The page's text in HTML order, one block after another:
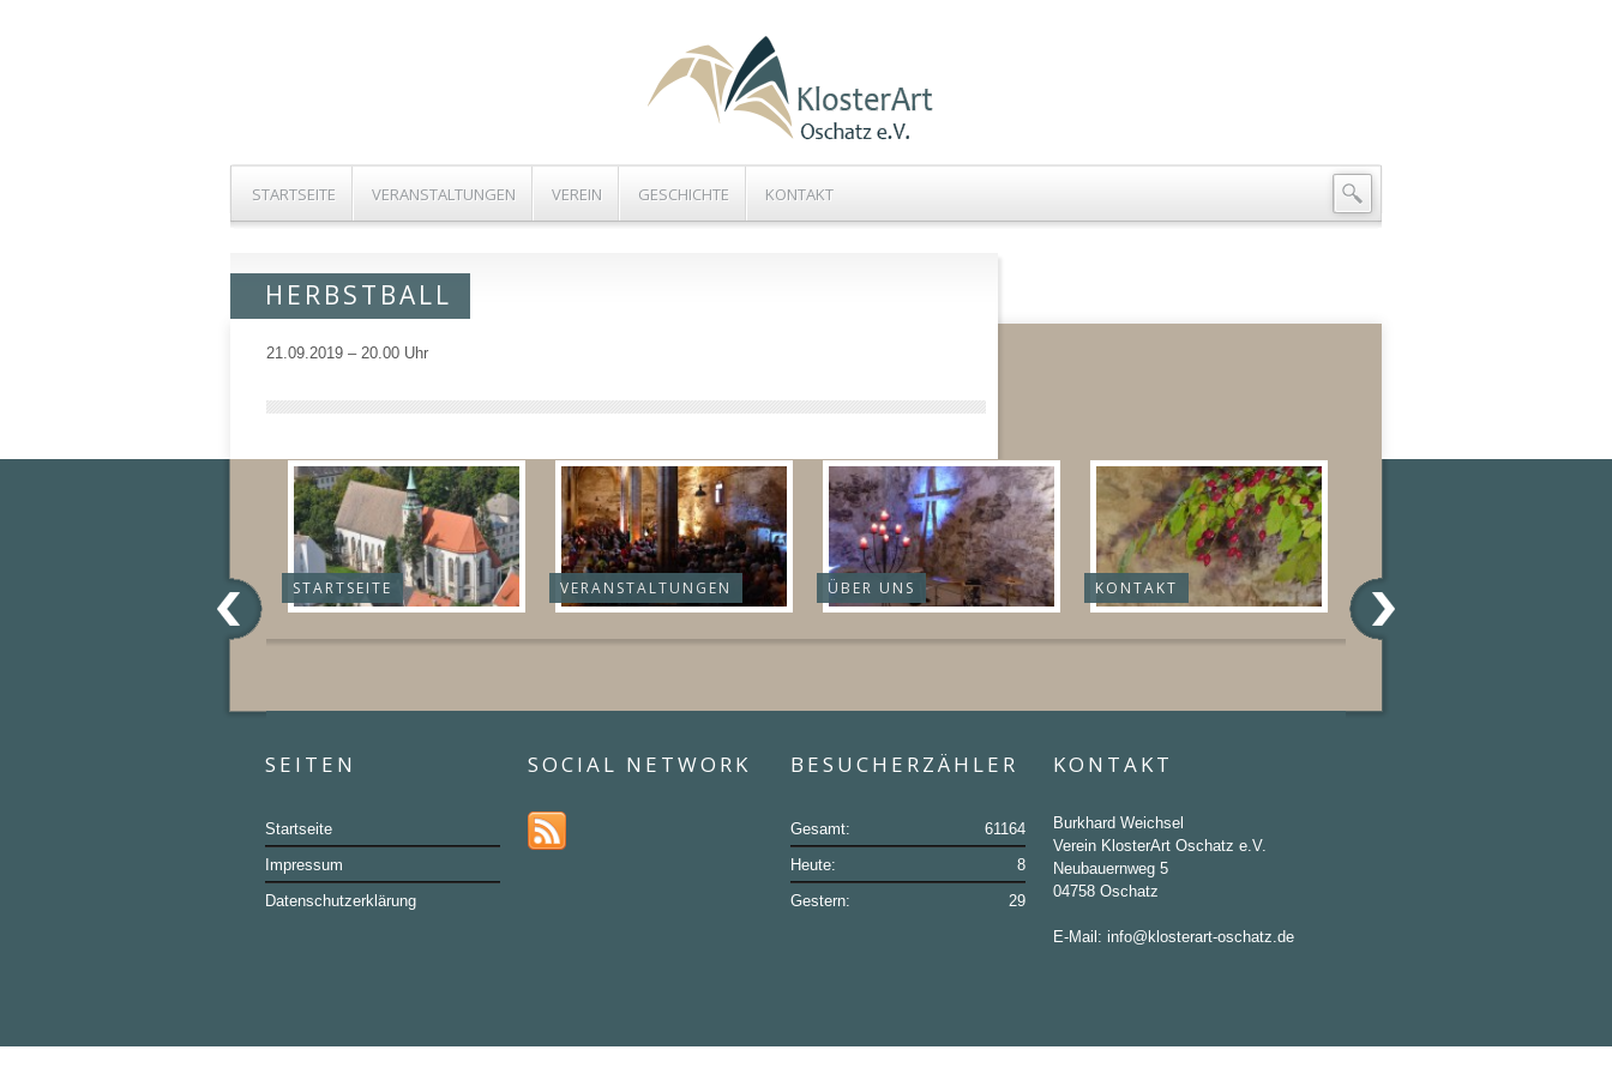
STARTSEITE VERANSTALTUNGEN VEREIN GESCHICHTE KONTAKT
HERBSTBALL
21.09.2019 – 20.00 Uhr
STARTSEITE VERANSTALTUNGEN ÜBER UNS KONTAKT
SEITEN
Startseite
Impressum
Datenschutzerklärung
SOCIAL NETWORK BESUCHERZÄHLER
61164
Gesamt:
8
Heute:
29
Gestern:
KONTAKT
Burkhard Weichsel
Verein KlosterArt Oschatz e.V.
Neubauernweg 5
04758 Oschatz
E-Mail: info@klosterart-oschatz.de